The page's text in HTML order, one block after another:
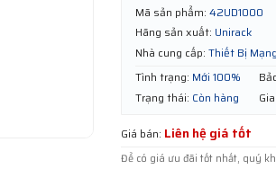
Mã sản phẩm: 42UD1000
Hãng sản xuất: Unirack
Nhà cung cấp: Thiết Bị Mạng
Tình trạng: Mới 100%
Trạng thái: Còn hàng
Giá bán: Liên hệ giá tốt
Để có giá ưu đãi tốt nhất, quý